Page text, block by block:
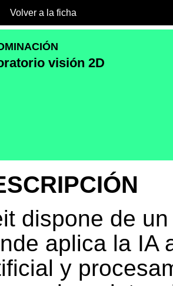
Volver a la ficha
visión 2D
dispone de
aplica la IA
y